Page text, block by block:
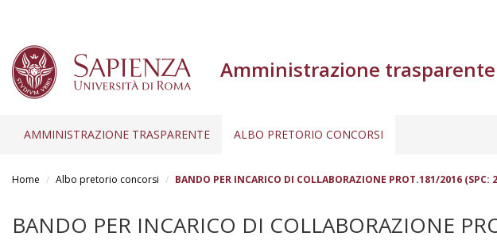
Amministrazione trasparente
AMMINISTRAZIONE TRASPARENTE ALBO PRETORIO CONCORSI
Home Albo pretorio concorsi BANDO PER INCARICO DI COLLABORAZIONE PROT.181/2016
BANDO PER INCARICO DI COLLABORAZIONE